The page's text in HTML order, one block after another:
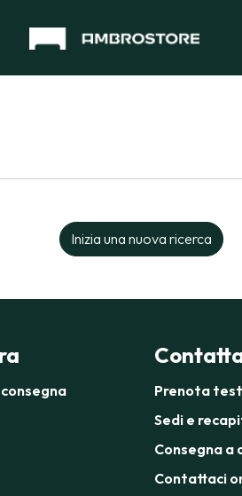
Inizia una nuova ricerca
Prenota
Sedi e
Consegna a
Contattaci